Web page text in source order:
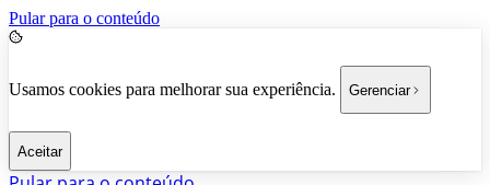
Pular para o conteúdo
Usamos cookies para melhorar sua experiência. Gerenciar
Aceitar